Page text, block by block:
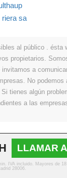
riera sa
al público .
propietarios.
a
No
tienes algún
a las
derechos
LLAMAR
IVA incluido. Mayores de
28006.